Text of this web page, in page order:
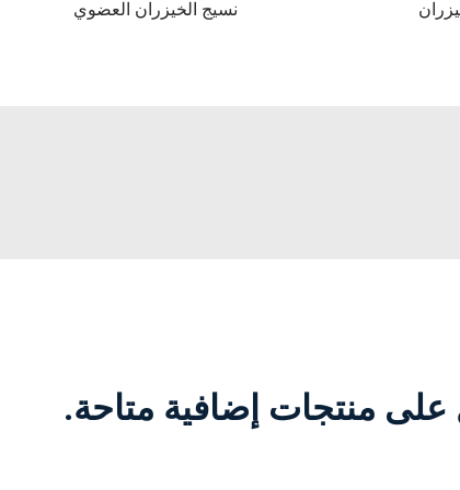
نسيج الخيزران العضوي
منتجات إضافية متاحة.